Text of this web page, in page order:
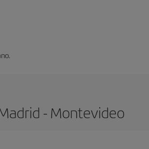
- Montevideo